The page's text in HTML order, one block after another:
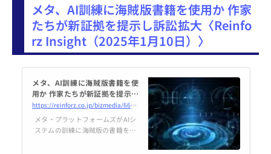
C）委員はAIなどの規制緩和を進
めたい考えを示した。一方、民主
党系の委員は違法行為を抑制する
ための規制が必要だとの見解を述
べた。セッションにはFTCで共和
メタ、AI訓練に海賊版書籍を使用か 作家
たちが新証拠を提示し訴訟拡大〈Reinfo
rz Insight（2025年1月10日）〉
メタ、AI訓練に海賊版書籍を使
用か 作家たちが新証拠を提示し
訴訟拡大 | Reinforz Insight
https://reinforz.co.jp/bizmedia/66599/
メタ・プラットフォームズがAIシ
ステムの訓練に海賊版の書籍を利